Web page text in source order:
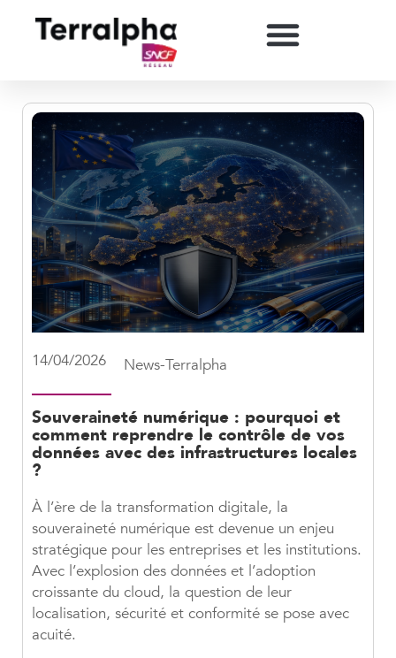
14/04/2026 News-Terralpha
Souveraineté numérique : pourquoi et
comment reprendre le contrôle de vos
données avec des infrastructures locales
?
À l’ère de la transformation digitale, la
souveraineté numérique est devenue un enjeu
stratégique pour les entreprises et les institutions.
Avec l’explosion des données et l’adoption
croissante du cloud, la question de leur
localisation, sécurité et conformité se pose avec
acuité.